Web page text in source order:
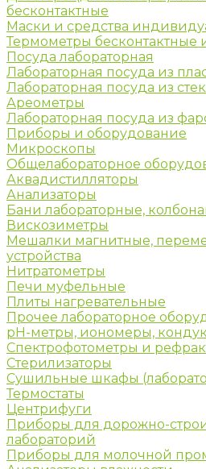
бесконтактные
Маски и средства
Термометры бесконтактные
Посуда лабораторная
Лабораторная посуда из
Лабораторная посуда из
Ареометры
Лабораторная посуда из
Приборы и оборудование
Микроскопы
Общелабораторное
Аквадистилляторы
Анализаторы
Бани лабораторные,
Вискозиметры
Мешалки магнитные,
устройства
Нитратометры
Печи муфельные
Плиты нагревательные
Прочее лабораторное
рН-метры, иономеры,
Спектрофотометры и
Стерилизаторы
Сушильные шкафы
Термостаты
Центрифуги
Приборы для дорожно-
лабораторий
Приборы для молочной